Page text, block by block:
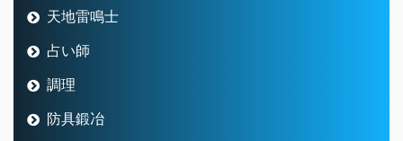
天地雷鳴士
占い師
調理
防具鍛冶